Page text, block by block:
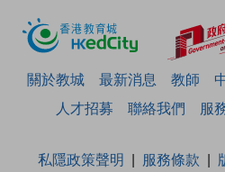
關於教城 最新消息 教師
人才招募
聯絡我們 服
私隱政策聲明 服務條款